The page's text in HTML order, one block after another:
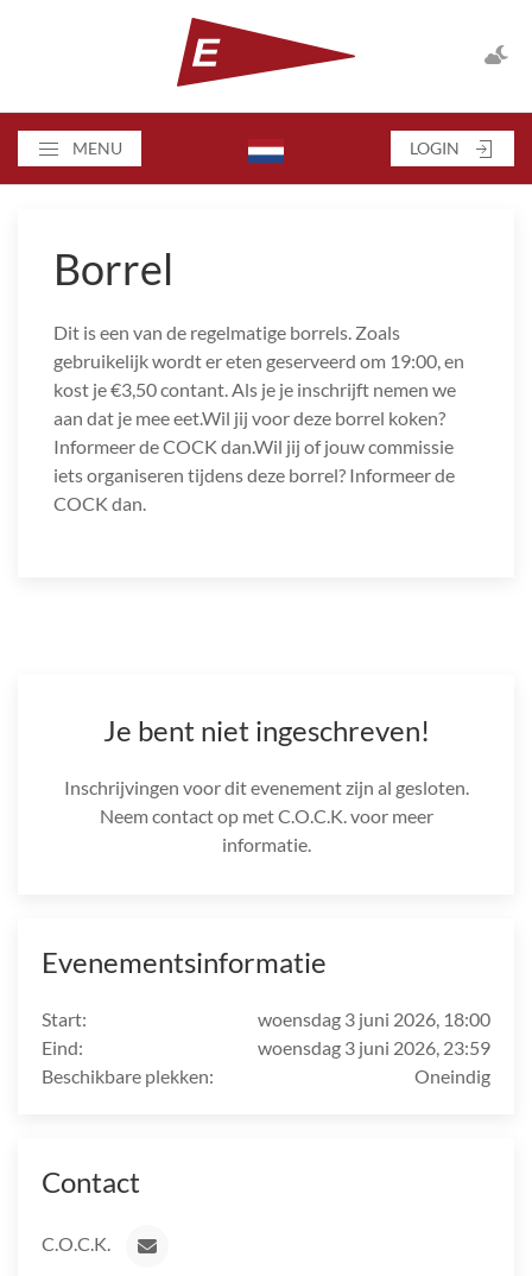
MENU LOGIN
Borrel
Dit is een van de regelmatige borrels. Zoals
gebruikelijk wordt er eten geserveerd om 19:00, en
kost je €3,50 contant. Als je je inschrijft nemen we
aan dat je mee eet.Wil jij voor deze borrel koken?
Informeer de COCK dan.Wil jij of jouw commissie
iets organiseren tijdens deze borrel? Informeer de
COCK dan.
Je bent niet ingeschreven!
Inschrijvingen voor dit evenement zijn al gesloten.
Neem contact op met C.O.C.K. voor meer
informatie.
Evenementsinformatie
Start:
woensdag 3 juni 2026, 18:00
Eind:
woensdag 3 juni 2026, 23:59
Beschikbare plekken:
Oneindig
Contact
C.O.C.K.